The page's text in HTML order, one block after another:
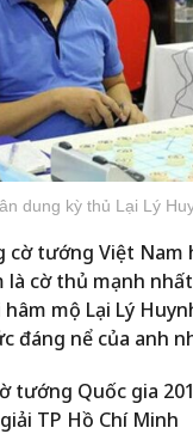
dung kỳ thủ Lại Lý
tướng Việt Nam
là cờ thủ mạnh
mộ Lại Lý
đáng nể của anh
tướng Quốc gia
TP Hồ Chí Minh